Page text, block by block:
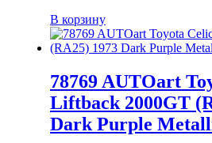
В корзину
78769 AUTOart
Liftback 2000GT
Dark Purple